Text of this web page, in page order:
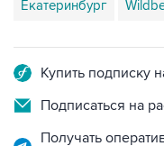
Подписаться на
Получать